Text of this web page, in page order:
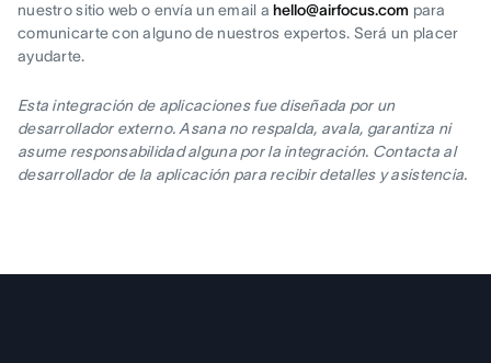
nuestro sitio web o envía un email ahello@airfocus.com para
comunicarte con alguno de nuestros expertos. Será un placer
ayudarte.
Esta integración de aplicaciones fue diseñada por un
desarrollador externo. Asana no respalda, avala, garantiza ni
asume responsabilidad alguna por la integración. Contacta al
desarrollador de la aplicación para recibir detalles y asistencia.